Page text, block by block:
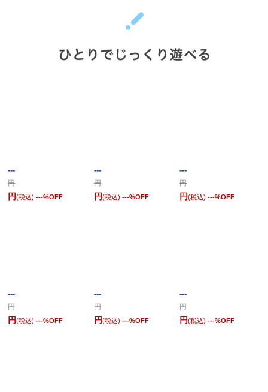
---
円
円(税込) ---%OFF
---
円
円(税込) ---%OFF
---
円
円(税込) ---%OFF
---
円
円(税込) ---%OFF
---
円
円(税込) ---%OFF
---
円
円(税込) ---%OFF